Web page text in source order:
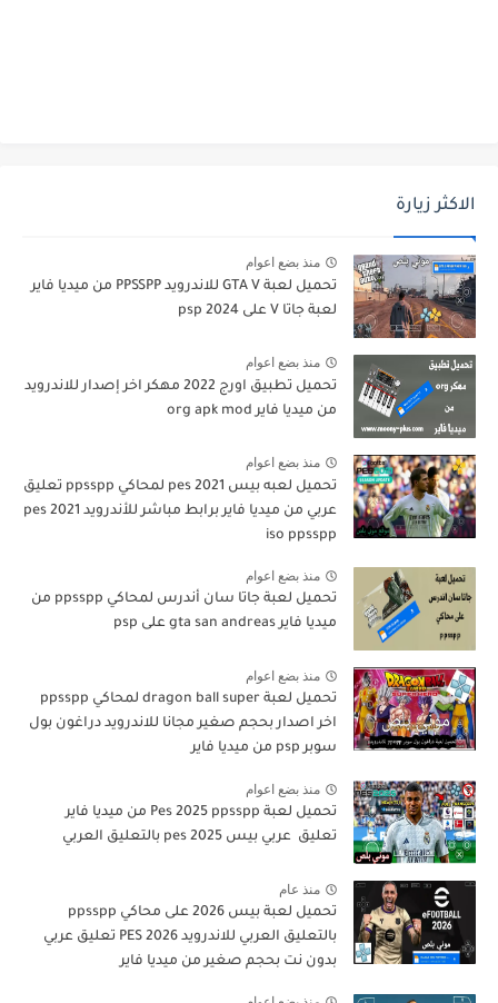
الاكثر زيارة
منذ بضع اعوام
تحميل لعبة GTA V للاندرويد PPSSPP من ميديا فاير
لعبة جاتا V على psp 2024
منذ بضع اعوام
تحميل تطبيق اورج 2022 مهكر اخر إصدار للاندرويد
من ميديا فاير org apk mod
منذ بضع اعوام
تحميل لعبه بيس pes 2021 لمحاكي ppsspp تعليق
عربي من ميديا فاير برابط مباشر للأندرويد pes 2021
iso ppsspp
منذ بضع اعوام
تحميل لعبة جاتا سان أندرس لمحاكي ppsspp من
ميديا فاير gta san andreas على psp
منذ بضع اعوام
تحميل لعبة dragon ball super لمحاكي ppsspp
اخر اصدار بحجم صغير مجانا للاندرويد دراغون بول
سوبر psp من ميديا فاير
منذ بضع اعوام
تحميل لعبة Pes 2025 ppsspp من ميديا فاير
تعليق عربي بيس pes 2025 بالتعليق العربي
منذ عام
تحميل لعبة بيس 2026 على محاكي ppsspp
بالتعليق العربي للاندرويد PES 2026 تعليق عربي
بدون نت بحجم صغير من ميديا فاير